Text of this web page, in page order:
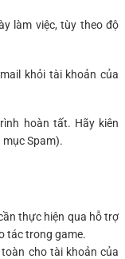
làm việc, tùy theo độ
khỏi tài khoản của
hoàn tất. Hãy kiên
Spam).
thực hiện qua hỗ trợ
tác trong game.
cho tài khoản của